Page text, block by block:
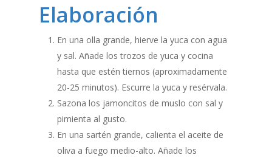
Elaboración
En una olla grande, hierve la yuca con agua
y sal. Añade los trozos de yuca y cocina
hasta que estén tiernos (aproximadamente
20-25 minutos). Escurre la yuca y resérvala.
Sazona los jamoncitos de muslo con sal y
pimienta al gusto.
En una sartén grande, calienta el aceite de
oliva a fuego medio-alto. Añade los